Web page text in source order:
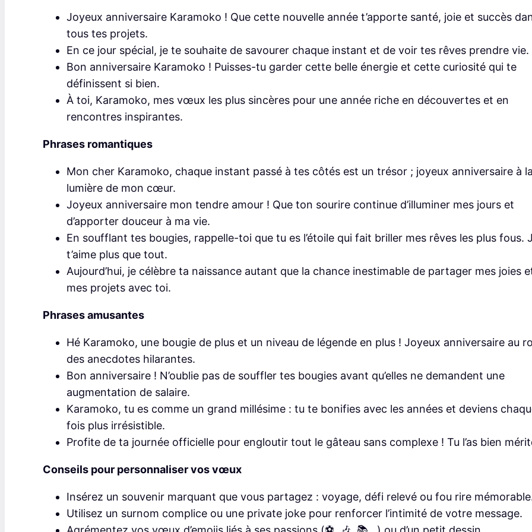
Joyeux anniversaire Karamoko ! Que cette nouvelle année t’apporte santé, joie et succès
tous tes projets.
En ce jour spécial, je te souhaite de savourer chaque instant et de voir tes rêves prendre vie.
Bon anniversaire Karamoko ! Puisses-tu garder cette belle énergie et cette curiosité qui te
définissent si bien.
À toi, Karamoko, mes vœux les plus sincères pour une année riche en découvertes et en
rencontres inspirantes.
Phrases romantiques
Mon cher Karamoko, chaque instant passé à tes côtés est un trésor ; joyeux anniversaire à la
lumière de mon cœur.
Joyeux anniversaire mon tendre amour ! Que ton sourire continue d’illuminer mes jours et
d’apporter douceur à ma vie.
En soufflant tes bougies, rappelle-toi que tu es l’étoile qui fait briller mes rêves les plus fous.
t’aime plus que tout.
Aujourd’hui, je célèbre ta naissance autant que la chance inestimable de partager mes joies
mes projets avec toi.
Phrases amusantes
Hé Karamoko, une bougie de plus et un niveau de légende en plus ! Joyeux anniversaire au
des anecdotes hilarantes.
Bon anniversaire ! N’oublie pas de souffler tes bougies avant qu’elles ne demandent une
augmentation de salaire.
Karamoko, tu es comme un grand millésime : tu te bonifies avec les années et deviens
fois plus irrésistible.
Profite de ta journée officielle pour engloutir tout le gâteau sans complexe ! Tu l’as bien
Conseils pour personnaliser vos vœux
Insérez un souvenir marquant que vous partagez : voyage, défi relevé ou fou rire
Utilisez un surnom complice ou une private joke pour renforcer l’intimité de votre message.